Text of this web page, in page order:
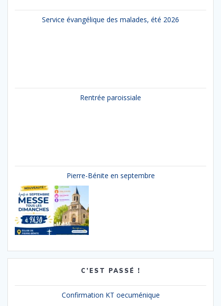
Service évangélique des malades, été 2026
Rentrée paroissiale
Pierre-Bénite en septembre
C’EST PASSÉ !
Confirmation KT oecuménique